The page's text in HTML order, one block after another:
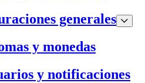
generales
y monedas
y notificaciones